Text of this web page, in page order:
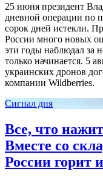
25 июня президент
дневной операции по
сорок дней истекли.
России много новых
эти годы наблюдал за
только начинается. 5
украинских дронов
компании Wildberries.
Сигнал дня
Все, что
Вместе со
России горит